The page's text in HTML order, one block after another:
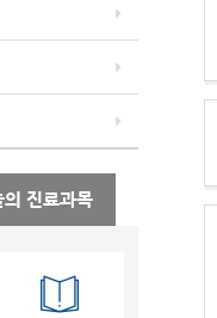
의 진료과목